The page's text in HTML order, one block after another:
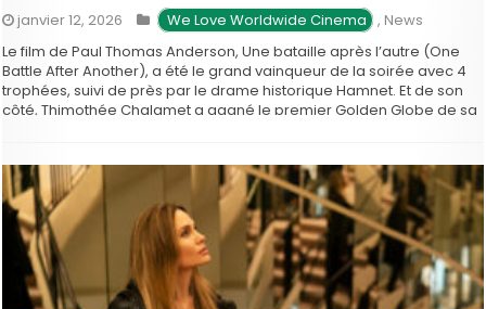
janvier 12, 2026 We Love Worldwide Cinema , News
Le film de Paul Thomas Anderson, Une bataille après l’autre (One
Battle After Another), a été le grand vainqueur de la soirée avec 4
trophées, suivi de près par le drame historique Hamnet. Et de son
côté, Thimothée Chalamet a gagné le premier Golden Globe de sa